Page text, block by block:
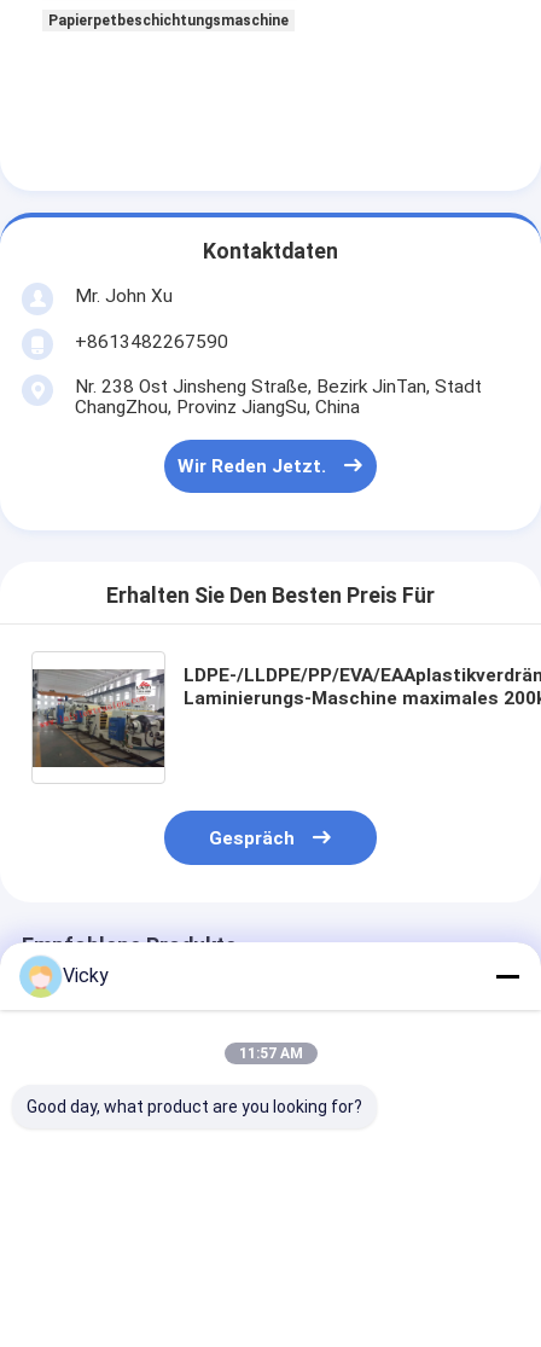
Verdrängungs-beschichtende Laminierungs-Maschine
Papiermaschine Beschichtung
Doppeltes versah lamellierende Maschine mit Seiten
Laminierungs-Maschinen-Teile
Schmelze durchgebrannte Gewebe-Maschine
Papierpetbeschichtungsmaschine
Kontaktdaten
Mr. John Xu
+8613482267590
Nr. 238 Ost Jinsheng Straße, Bezirk JinTan, Stadt
ChangZhou, Provinz JiangSu, China
Wir Reden Jetzt.
Erhalten Sie Den Besten Preis Für
LDPE-/LLDPE/PP/EVA/
Laminierungs-Maschine maximales
Gespräch
Empfohlene Produkte
Vicky
11:57 AM
Good day, what product are you looking for?